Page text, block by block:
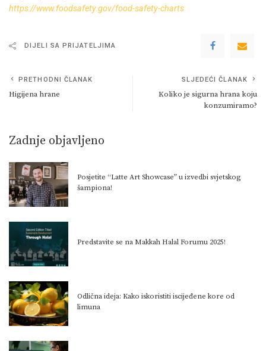
https://www.foodsafety.gov/food-safety-charts
DIJELI SA PRIJATELJIMA
PRETHODNI ČLANAK
Higijena hrane
SLJEDEĆI ČLANAK
Koliko je sigurna hrana koju
konzumiramo?
Zadnje objavljeno
Posjetite “Latte Art Showcase” u izvedbi svjetskog
šampiona!
Predstavite se na Makkah Halal Forumu 2025!
Odlična ideja: Kako iskoristiti iscijeđene kore od
limuna